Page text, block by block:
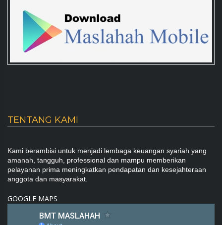
TENTANG KAMI
Kami berambisi untuk menjadi lembaga keuangan syariah yang
amanah, tangguh, professional dan mampu memberikan
pelayanan prima meningkatkan pendapatan dan kesejahteraan
anggota dan masyarakat.
GOOGLE MAPS